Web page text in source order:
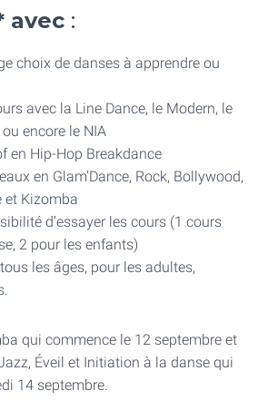
A
N
avec :
choix de danses à apprendre ou
avec la Line Dance, le Modern, le
encore le NIA
en Hip-Hop Breakdance
en Glam’Dance, Rock, Bollywood,
et Kizomba
d’essayer les cours (1 cours
2 pour les enfants)
les âges, pour les adultes,
qui commence le 12 septembre et
Éveil et Initiation à la danse qui
14 septembre.